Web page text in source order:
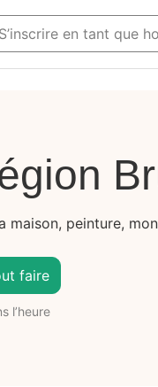
S’inscrire en tant que
peinture,
faire
l’heure